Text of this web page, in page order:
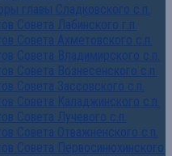
главы Сладковского с.п.
Совета Лабинского г.п.
Совета Ахметовского с.п.
Совета Владимирского с.п.
Совета Вознесенского с.п.
Совета Зассовского с.п.
Совета Каладжинского с.п.
Совета Лучевого с.п.
Совета Отважненского с.п.
Совета Первосинюхинского